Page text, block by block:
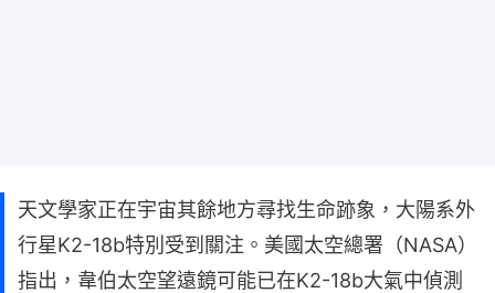
天文學家正在宇宙其餘地方尋找生命跡象，大陽系外
行星K2-18b特別受到關注。美國太空總署（NASA）
指出，韋伯太空望遠鏡可能已在K2-18b大氣中偵測